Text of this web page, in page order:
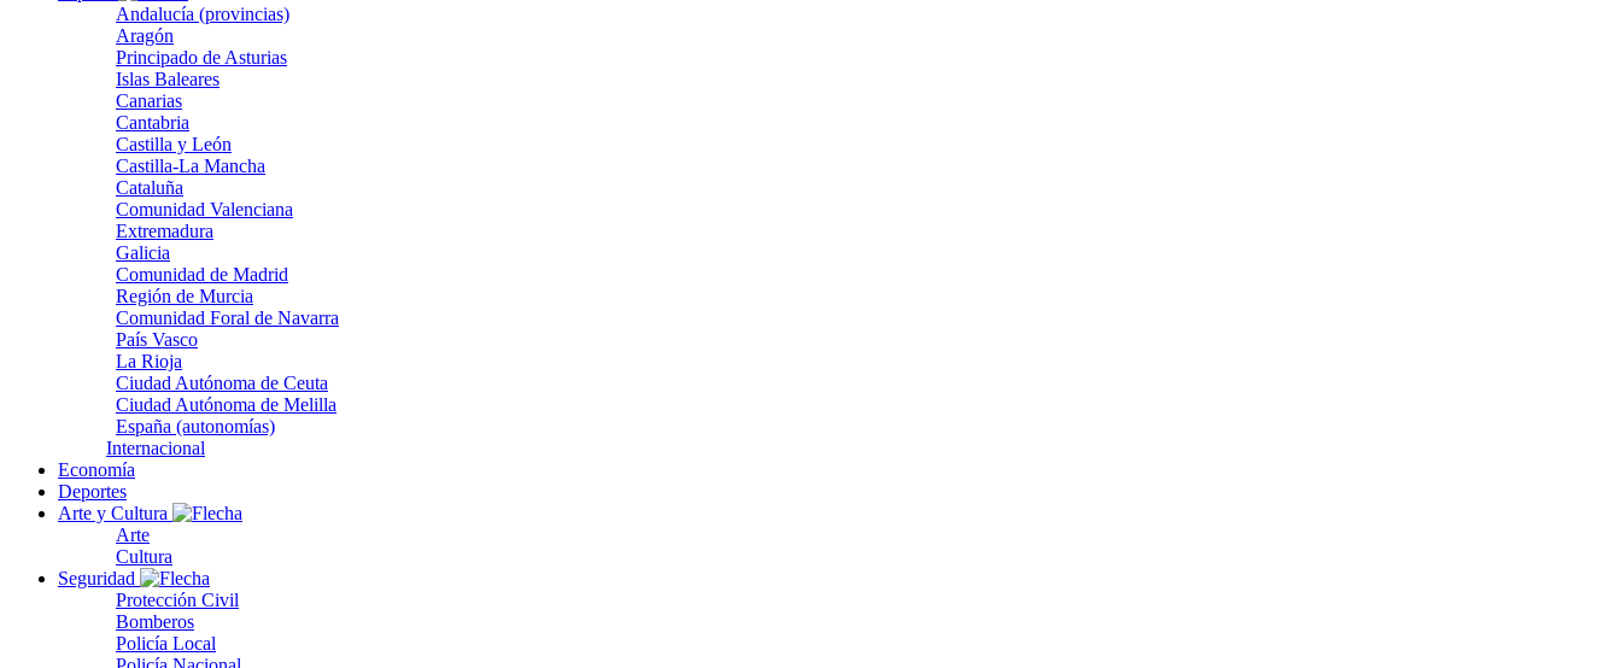
Andalucía (provincias)
Aragón
Principado de Asturias
Islas Baleares
Canarias
Cantabria
Castilla y León
Castilla-La Mancha
Cataluña
Comunidad Valenciana
Extremadura
Galicia
Comunidad de Madrid
Región de Murcia
Comunidad Foral de Navarra
País Vasco
La Rioja
Ciudad Autónoma de Ceuta
Ciudad Autónoma de Melilla
España (autonomías)
Internacional
Economía
Deportes
Arte y Cultura
Arte
Cultura
Seguridad
Protección Civil
Bomberos
Policía Local